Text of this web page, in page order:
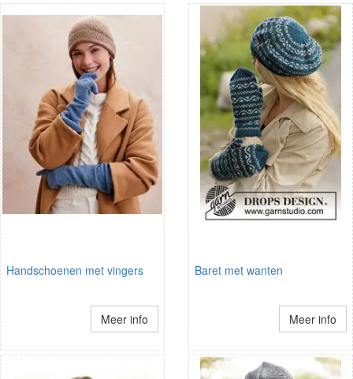
Handschoenen met vingers
Meer info
Baret met wanten
Meer info